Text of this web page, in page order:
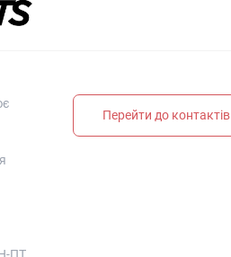
Перейти до контактів